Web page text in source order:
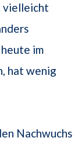
vielleicht
im
hat wenig
Nachwuchs